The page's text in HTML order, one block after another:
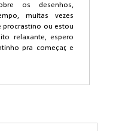
os desenhos,
muitas vezes
procrastino ou estou
relaxante, espero
pra começar, e